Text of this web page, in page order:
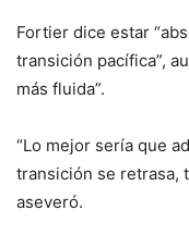
Fortier dice estar
transición pacífica”,
más fluida”.
“Lo mejor sería que
transición se retrasa,
aseveró.